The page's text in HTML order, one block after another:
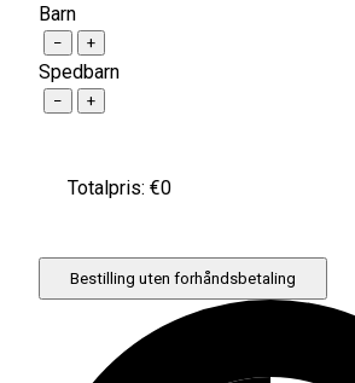
Barn
− +
Spedbarn
− +
Totalpris: €0
Bestilling uten forhåndsbetaling